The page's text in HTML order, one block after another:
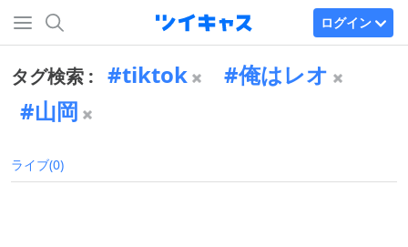
ログイン
タグ検索 : tiktok
俺はレオ
山岡
ライブ(0)